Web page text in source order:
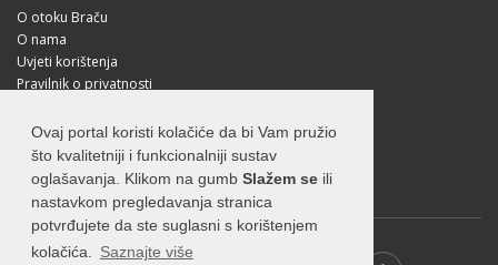
Ovaj portal koristi kolačiće da bi Vam pružio
što kvalitetniji i funkcionalniji sustav
oglašavanja. Klikom na gumb Slažem se ili
nastavkom pregledavanja stranica
potvrđujete da ste suglasni s korištenjem
kolačića.
Saznajte više
O otoku Braču
O nama
Uvjeti korištenja
Pravilnik o privatnosti
Kako doći na Brač?
Visit Croatia